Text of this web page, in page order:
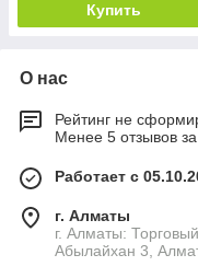
Купить
О нас
Рейтинг не
Менее 5 отзывов
Работает с
г. Алматы
г. Алматы:
Абылайхан 3,